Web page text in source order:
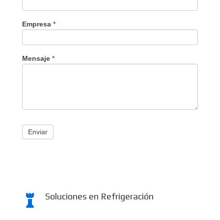
Empresa *
Mensaje *
Enviar
 Soluciones en Refrigeración